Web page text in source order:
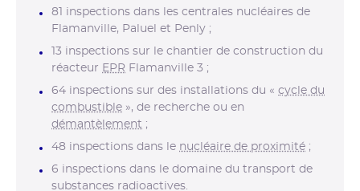
81 inspections dans les centrales nucléaires de
Flamanville, Paluel et Penly ;
13 inspections sur le chantier de construction du
réacteur EPR Flamanville 3 ;
64 inspections sur des installations du « cycle du
combustible », de recherche ou en
démantèlement ;
48 inspections dans le nucléaire de proximité ;
6 inspections dans le domaine du transport de
substances radioactives.